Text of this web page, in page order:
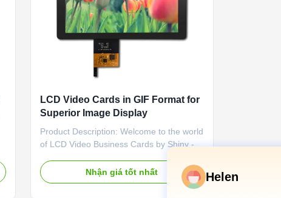
LCD Video Cards in GIF Format for
Superior Image Display
Product Description: Welcome to the world
of LCD Video Business Cards by Shiny - a
of innovative commercial video cards that
are sure to make a lasting impression.
Nhận giá tốt nhất Helen